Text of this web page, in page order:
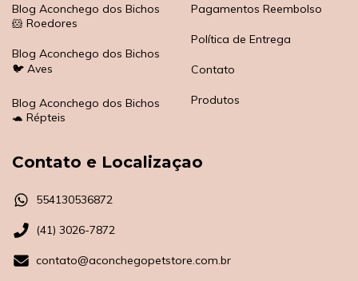
Blog Aconchego dos Bichos
🐹 Roedores
Blog Aconchego dos Bichos
🐦 Aves
Blog Aconchego dos Bichos
🐢 Répteis
Pagamentos Reembolso
Política de Entrega
Contato
Produtos
Contato e Localizaçao
554130536872
(41) 3026-7872
contato@aconchegopetstore.com.br